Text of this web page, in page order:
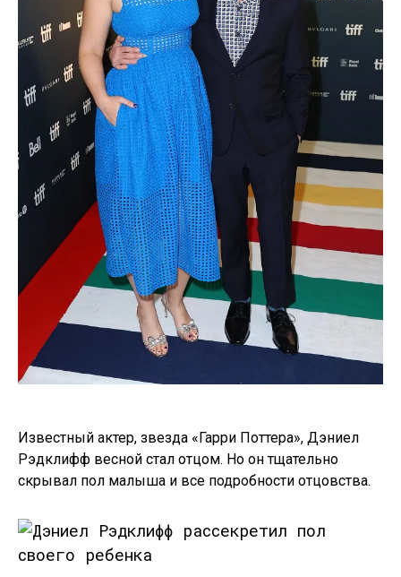
Известный актер, звезда «Гарри Поттера», Дэниел
Рэдклифф весной стал отцом. Но он тщательно
скрывал пол малыша и все подробности отцовства.